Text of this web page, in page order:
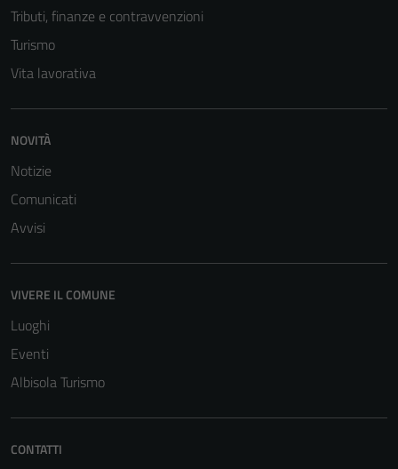
Tributi, finanze e contravvenzioni
Turismo
Vita lavorativa
NOVITÀ
Notizie
Comunicati
Avvisi
VIVERE IL COMUNE
Luoghi
Eventi
Albisola Turismo
CONTATTI